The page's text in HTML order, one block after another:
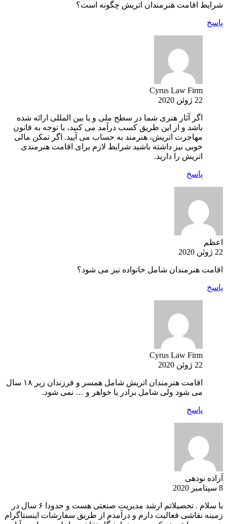
شرایط اقامت هنرمندان اتریش چگونه است؟
پاسخ
Cyrus Law Firm
22 ژوئن 2020
اگر آثار هنری شما در سطح ملی و یا بین المللی ارائه شده
باشد و از این طریق کسب درآمد می کنید، با توجه به قانون
مهاجرت اتریش، هنرمند به حساب می آیید. اگر تمکن مالی
خوبی نیز داشته باشید شرایط لازم برای اقامت هنرمندی
اتریش را دارید.
پاسخ
اعظم
22 ژوئن 2020
اقامت هنرمندان شامل خانواده نیز می شود؟
پاسخ
Cyrus Law Firm
22 ژوئن 2020
اقامت هنرمندان اتریش شامل همسر و فرزندان زیر ۱۸ سال
می شود ولی شامل برادر یا خواهر و … نمی شود.
پاسخ
آزاده نودهی
8 سپتامبر 2020
با سلام . تحصیلاتم ارشد مدیریت صنعتی هست و حدودا ۶ سال در
زمینه نقاشی فعالیت دارم و درآمدم از طریق سفارشات اینستاگرام